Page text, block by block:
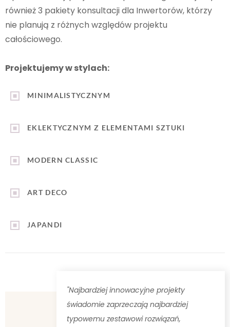
również 3 pakiety konsultacji dla Inwertorów, którzy
nie planują z różnych względów projektu
całościowego.
Projektujemy w stylach:
MINIMALISTYCZNYM
EKLEKTYCZNYM Z ELEMENTAMI SZTUKI
MODERN CLASSIC
ART DECO
JAPANDI
"Najbardziej innowacyjne projekty
świadomie zaprzeczają najbardziej
typowemu zestawowi rozwiązań,